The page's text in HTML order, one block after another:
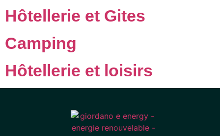
Hôtellerie et Gites
Camping
Hôtellerie et loisirs